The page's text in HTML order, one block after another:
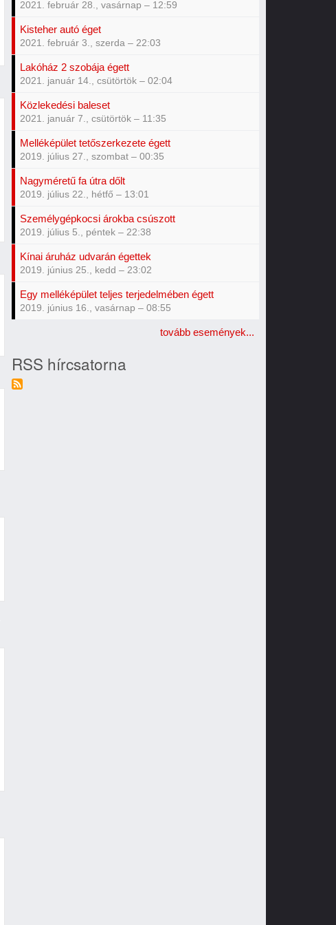
2021. február 28., vasárnap – 12:59
Kisteher autó éget
2021. február 3., szerda – 22:03
Lakóház 2 szobája égett
2021. január 14., csütörtök – 02:04
Közlekedési baleset
2021. január 7., csütörtök – 11:35
Melléképület tetőszerkezete égett
2019. július 27., szombat – 00:35
Nagyméretű fa útra dőlt
2019. július 22., hétfő – 13:01
Személygépkocsi árokba csúszott
2019. július 5., péntek – 22:38
Kínai áruház udvarán égettek
2019. június 25., kedd – 23:02
Egy melléképület teljes terjedelmében égett
2019. június 16., vasárnap – 08:55
tovább események...
RSS hírcsatorna